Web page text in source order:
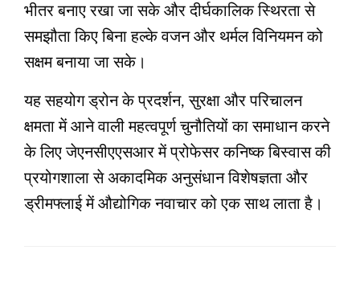
भीतर बनाए रखा जा सके और दीर्घकालिक स्थिरता से
समझौता किए बिना हल्के वजन और थर्मल विनियमन को
सक्षम बनाया जा सके।
यह सहयोग ड्रोन के प्रदर्शन, सुरक्षा और परिचालन
क्षमता में आने वाली महत्वपूर्ण चुनौतियों का समाधान करने
के लिए जेएनसीएएसआर में प्रोफेसर कनिष्क बिस्वास की
प्रयोगशाला से अकादमिक अनुसंधान विशेषज्ञता और
ड्रीमफ्लाई में औद्योगिक नवाचार को एक साथ लाता है।